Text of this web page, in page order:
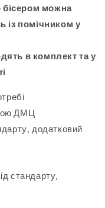
бісером можна
із помічником у
в комплект та у
ДМЦ
додатковий
стандарту,